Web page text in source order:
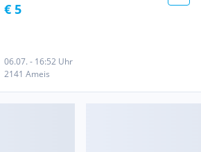
€ 5
06.07. - 16:52 Uhr
2141 Ameis